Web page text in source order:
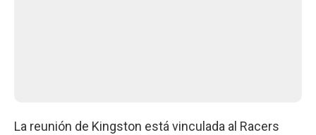
La reunión de Kingston está vinculada al Racers